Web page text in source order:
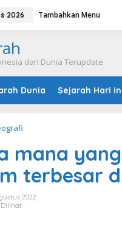
2026 Tambahkan Menu
dan Dunia Terupdate
Dunia Sejarah Hari
g
a
r
a
m
mana
terbesar
2022
Dilihat